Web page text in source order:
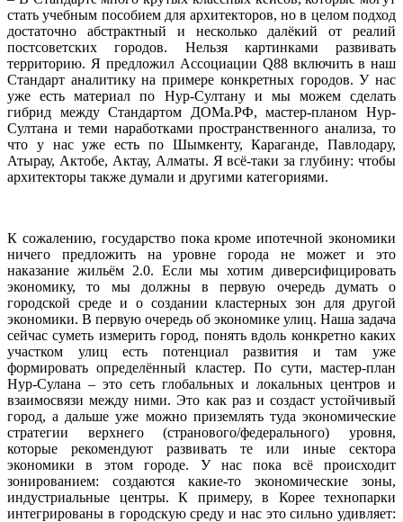
стать учебным пособием для архитекторов, но в целом подход
достаточно абстрактный и несколько далёкий от реалий
постсоветских городов. Нельзя картинками развивать
территорию. Я предложил Ассоциации Q88 включить в наш
Стандарт аналитику на примере конкретных городов. У нас
уже есть материал по Нур-Султану и мы можем сделать
гибрид между Стандартом ДОМа.РФ, мастер-планом Нур-
Султана и теми наработками пространственного анализа, то
что у нас уже есть по Шымкенту, Караганде, Павлодару,
Атырау, Актобе, Актау, Алматы. Я всё-таки за глубину: чтобы
архитекторы также думали и другими категориями.
К сожалению, государство пока кроме ипотечной экономики
ничего предложить на уровне города не может и это
наказание жильём 2.0. Если мы хотим диверсифицировать
экономику, то мы должны в первую очередь думать о
городской среде и о создании кластерных зон для другой
экономики. В первую очередь об экономике улиц. Наша задача
сейчас суметь измерить город, понять вдоль конкретно каких
участком улиц есть потенциал развития и там уже
формировать определённый кластер. По сути, мастер-план
Нур-Сулана – это сеть глобальных и локальных центров и
взаимосвязи между ними. Это как раз и создаст устойчивый
город, а дальше уже можно приземлять туда экономические
стратегии верхнего (странового/федерального) уровня,
которые рекомендуют развивать те или иные сектора
экономики в этом городе. У нас пока всё происходит
зонированием: создаются какие-то экономические зоны,
индустриальные центры. К примеру, в Корее технопарки
интегрированы в городскую среду и нас это сильно удивляет: